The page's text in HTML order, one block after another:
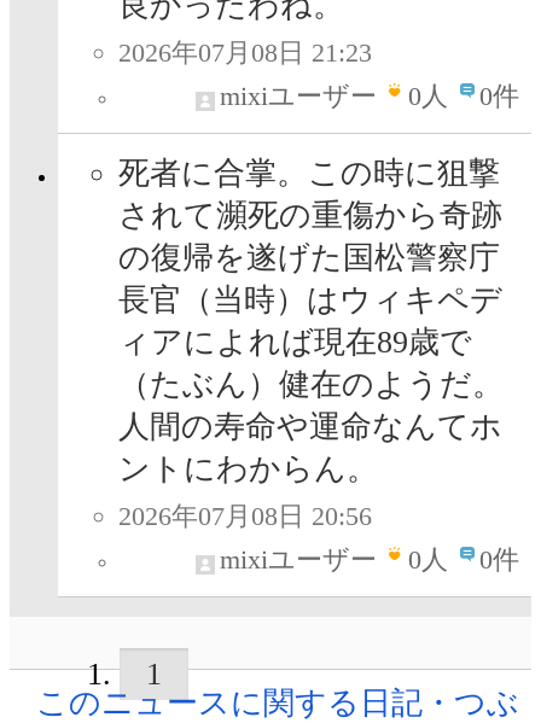
2026年07月08日 21:23
mixiユーザー
0人 0件
死者に合掌。この時に狙撃
されて瀕死の重傷から奇跡
の復帰を遂げた国松警察庁
長官（当時）はウィキペデ
ィアによれば現在89歳で
（たぶん）健在のようだ。
人間の寿命や運命なんてホ
ントにわからん。
2026年07月08日 20:56
mixiユーザー
0人 0件
1
このニュースに関する日記・つぶ